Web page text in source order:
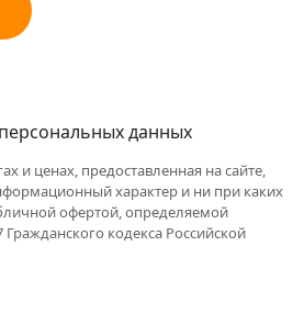
данных
и ценах, предоставленная на сайте,
характер и ни при каких
офертой, определяемой
Гражданского кодекса Российской